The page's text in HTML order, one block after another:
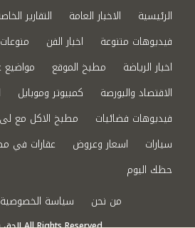
الرئيسية الاخبار العامة التقارير
فيديوهات متنوعة
اخبار الفن
اخبار الرياضة
مطبخ الموقع
مواضيع
الاقتصاد والبورصة
كمبيوتر وموبايل
فيديوهات فضائيات
مطبخ الاكل مع
سيارات
اسعار وعروض عقارات في
حظك اليوم
من نحن
سياسة الخصوصية